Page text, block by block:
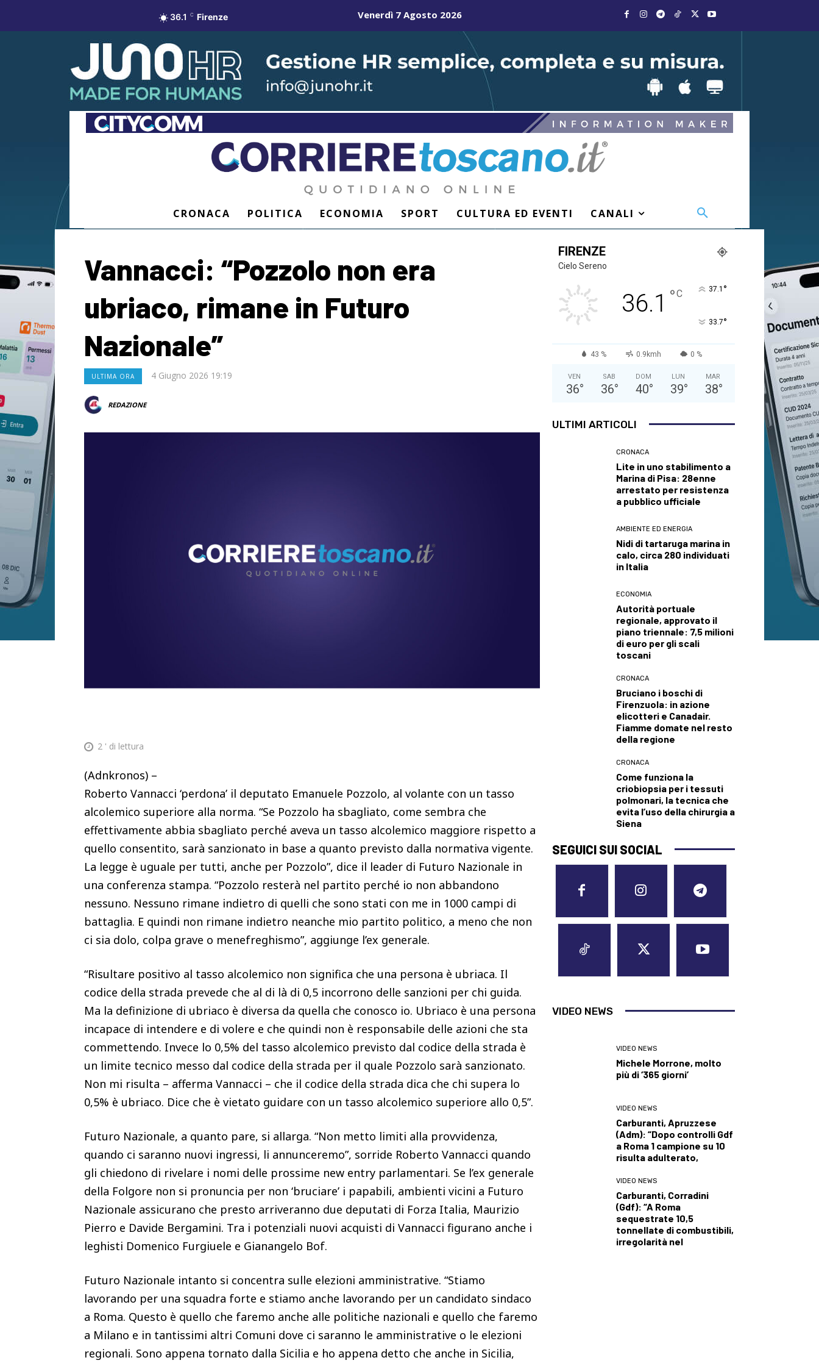
36.1 C Firenze Venerdì 7 Agosto 2026
CRONACA POLITICA ECONOMIA SPORT CULTURA ED EVENTI CANALI
Vannacci: “Pozzolo non era
ubriaco, rimane in Futuro
Nazionale”
ULTIMA ORA 4 Giugno 2026 19:19
REDAZIONE
2 ' di lettura
(Adnkronos) –
Roberto Vannacci ‘perdona’ il deputato Emanuele Pozzolo, al volante con un tasso
alcolemico superiore alla norma. “Se Pozzolo ha sbagliato, come sembra che
effettivamente abbia sbagliato perché aveva un tasso alcolemico maggiore rispetto a
quello consentito, sarà sanzionato in base a quanto previsto dalla normativa vigente.
La legge è uguale per tutti, anche per Pozzolo”, dice il leader di Futuro Nazionale in
una conferenza stampa. “Pozzolo resterà nel partito perché io non abbandono
nessuno. Nessuno rimane indietro di quelli che sono stati con me in 1000 campi di
battaglia. E quindi non rimane indietro neanche mio partito politico, a meno che non
ci sia dolo, colpa grave o menefreghismo”, aggiunge l’ex generale.
“Risultare positivo al tasso alcolemico non significa che una persona è ubriaca. Il
codice della strada prevede che al di là di 0,5 incorrono delle sanzioni per chi guida.
Ma la definizione di ubriaco è diversa da quella che conosco io. Ubriaco è una persona
incapace di intendere e di volere e che quindi non è responsabile delle azioni che sta
commettendo. Invece lo 0,5% del tasso alcolemico previsto dal codice della strada è
un limite tecnico messo dal codice della strada per il quale Pozzolo sarà sanzionato.
Non mi risulta – afferma Vannacci – che il codice della strada dica che chi supera lo
0,5% è ubriaco. Dice che è vietato guidare con un tasso alcolemico superiore allo 0,5”.
Futuro Nazionale, a quanto pare, si allarga. “Non metto limiti alla provvidenza,
quando ci saranno nuovi ingressi, li annunceremo”, sorride Roberto Vannacci quando
gli chiedono di rivelare i nomi delle prossime new entry parlamentari. Se l’ex generale
della Folgore non si pronuncia per non ‘bruciare’ i papabili, ambienti vicini a Futuro
Nazionale assicurano che presto arriveranno due deputati di Forza Italia, Maurizio
Pierro e Davide Bergamini. Tra i potenziali nuovi acquisti di Vannacci figurano anche i
leghisti Domenico Furgiuele e Gianangelo Bof.
Futuro Nazionale intanto si concentra sulle elezioni amministrative. “Stiamo
lavorando per una squadra forte e stiamo anche lavorando per un candidato sindaco
a Roma. Questo è quello che faremo anche alle politiche nazionali e quello che faremo
a Milano e in tantissimi altri Comuni dove ci saranno le amministrative o le elezioni
regionali. Sono appena tornato dalla Sicilia e ho appena detto che anche in Sicilia,
FIRENZE
Cielo Sereno
36.1 °C 37.1 °
33.7°
43 % 0.9kmh 0 %
VEN
36°
SAB
36°
DOM
40°
LUN
39°
MAR
38°
ULTIMI ARTICOLI
CRONACA
Lite in uno stabilimento a
Marina di Pisa: 28enne
arrestato per resistenza
a pubblico ufficiale
AMBIENTE ED ENERGIA
Nidi di tartaruga marina in
calo, circa 280 individuati
in Italia
ECONOMIA
Autorità portuale
regionale, approvato il
piano triennale: 7,5 milioni
di euro per gli scali
toscani
CRONACA
Bruciano i boschi di
Firenzuola: in azione
elicotteri e Canadair.
Fiamme domate nel resto
della regione
CRONACA
Come funziona la
criobiopsia per i tessuti
polmonari, la tecnica che
evita l’uso della chirurgia a
Siena
SEGUICI SUI SOCIAL
VIDEO NEWS
VIDEO NEWS
Michele Morrone, molto
più di ‘365 giorni’
VIDEO NEWS
Carburanti, Apruzzese
(Adm): “Dopo controlli Gdf
a Roma 1 campione su 10
risulta adulterato,
VIDEO NEWS
Carburanti, Corradini
(Gdf): “A Roma
sequestrate 10,5
tonnellate di combustibili,
irregolarità nel